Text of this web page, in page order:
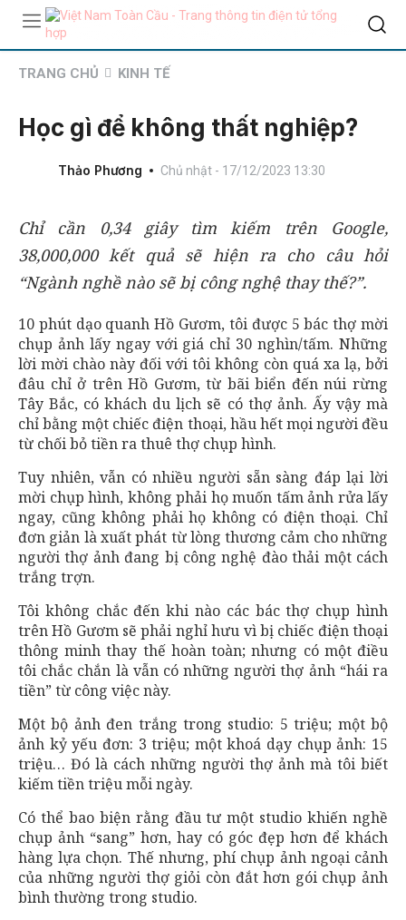
TRANG CHỦ KINH TẾ
Học gì để không thất nghiệp?
Thảo Phương Chủ nhật - 17/12/2023 13:30
Chỉ cần 0,34 giây tìm kiếm trên Google,
38,000,000 kết quả sẽ hiện ra cho câu hỏi
“Ngành nghề nào sẽ bị công nghệ thay thế?”.
10 phút dạo quanh Hồ Gươm, tôi được 5 bác thợ mời
chụp ảnh lấy ngay với giá chỉ 30 nghìn/tấm. Những
lời mời chào này đối với tôi không còn quá xa lạ, bởi
đâu chỉ ở trên Hồ Gươm, từ bãi biển đến núi rừng
Tây Bắc, có khách du lịch sẽ có thợ ảnh. Ấy vậy mà
chỉ bằng một chiếc điện thoại, hầu hết mọi người đều
từ chối bỏ tiền ra thuê thợ chụp hình.
Tuy nhiên, vẫn có nhiều người sẵn sàng đáp lại lời
mời chụp hình, không phải họ muốn tấm ảnh rửa lấy
ngay, cũng không phải họ không có điện thoại. Chỉ
đơn giản là xuất phát từ lòng thương cảm cho những
người thợ ảnh đang bị công nghệ đào thải một cách
trắng trợn.
Tôi không chắc đến khi nào các bác thợ chụp hình
trên Hồ Gươm sẽ phải nghỉ hưu vì bị chiếc điện thoại
thông minh thay thế hoàn toàn; nhưng có một điều
tôi chắc chắn là vẫn có những người thợ ảnh “hái ra
tiền” từ công việc này.
Một bộ ảnh đen trắng trong studio: 5 triệu; một bộ
ảnh kỷ yếu đơn: 3 triệu; một khoá dạy chụp ảnh: 15
triệu… Đó là cách những người thợ ảnh mà tôi biết
kiếm tiền triệu mỗi ngày.
Có thể bao biện rằng đầu tư một studio khiến nghề
chụp ảnh “sang” hơn, hay có góc đẹp hơn để khách
hàng lựa chọn. Thế nhưng, phí chụp ảnh ngoại cảnh
của những người thợ giỏi còn đắt hơn gói chụp ảnh
bình thường trong studio.